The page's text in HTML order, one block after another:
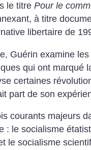
le titrePour le
à titre
libertaire de
Guérin examine
qui ont marqué
certaines
part de son
courants majeurs
: le socialisme
le socialisme